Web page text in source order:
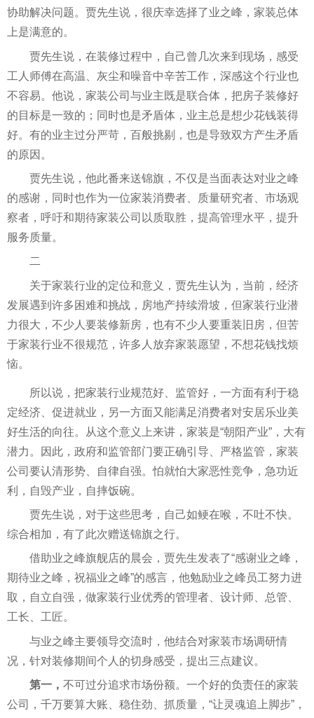
协助解决问题。贾先生说，很庆幸选择了业之峰，家装总体
上是满意的。
贾先生说，在装修过程中，自己曾几次来到现场，感受
工人师傅在高温、灰尘和噪音中辛苦工作，深感这个行业也
不容易。他说，家装公司与业主既是联合体，把房子装修好
的目标是一致的；同时也是矛盾体，业主总是想少花钱装得
好。有的业主过分严苛，百般挑剔，也是导致双方产生矛盾
的原因。
贾先生说，他此番来送锦旗，不仅是当面表达对业之峰
的感谢，同时也作为一位家装消费者、质量研究者、市场观
察者，呼吁和期待家装公司以质取胜，提高管理水平 ，提升
服务质量。
二
关于家装行业的定位和意义，贾先生认为，当前，经济
发展遇到许多困难和挑战， 房地产持续滑坡，但家装行业潜
力很大，不少人要装修新房，也有不少人要重装旧房，但苦
于家装行业不很规范，许多人放弃家装愿望，不想花钱找烦
恼。
所以说，把家装行业规范好、监管好，一方面有利于稳
定经济、促进就业，另一方面又能满足消费者对安居乐业美
好生活的向往。从这个意义上来讲，家装是“朝阳产业”，大有
潜力。因此， 政府和监管部门要正确引导、严格监管，家装
公司要认清形势、自律自强。怕就怕大家恶性竞争，急功近
利，自毁产业，自摔饭碗。
贾先生说，对于这些思考，自己如鲠在喉，不吐不快。
综合相加，有了此次赠送锦旗之行。
借助业之峰旗舰店的晨会，贾先生发表了“感谢业之峰，
期待业之峰，祝福业之峰”的感言，他勉励业之峰员工努力进
取，自立自强，做家装行业优秀的管理者、设计师、 总管、
工长、工匠。
与业之峰主要领导交流时，他结合对家装市场调研情
况，针对装修期间个人的切身感受， 提出三点建议。
第一 ， 不可过分追求市场份额。一个好的负责任的家装
公司，千万要算大账、稳住劲、抓质量，“让灵魂追上脚步”，